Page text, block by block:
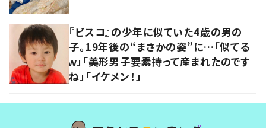
『ビスコ』の少年に似ていた4歳の男の
子。19年後の“まさかの姿”に…「似てる
ｗ」「美形男子要素持って産まれたのです
ね」「イケメン！」